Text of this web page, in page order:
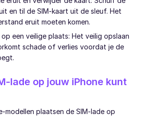
en til de SIM-kaart uit de sleuf. Het
eruit moeten komen.
een veilige plaats: Het veilig opslaan
schade of verlies voordat je de
lade op jouw iPhone kunt
modellen plaatsen de SIM-lade op